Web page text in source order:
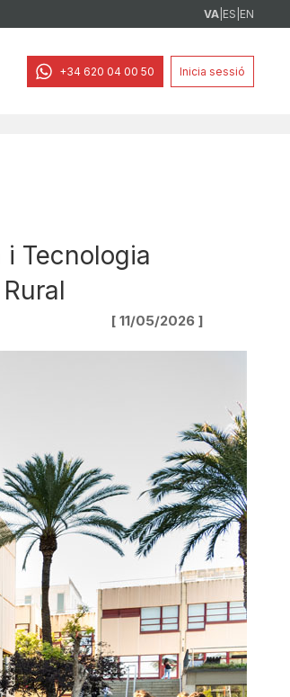
VA ES EN
+34 620 04 00 50 Inicia sessió
Tecnologia
[ 11/05/2026 ]